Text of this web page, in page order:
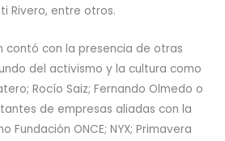
Rivero, entre otros.
contó con la presencia de otras
del activismo y la cultura como
Rocío Saiz; Fernando Olmedo o
de empresas aliadas con la
Fundación ONCE; NYX; Primavera